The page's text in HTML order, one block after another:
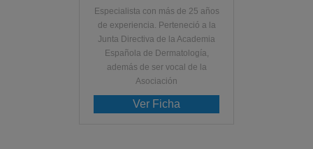
Especialista con más de 25 años
de experiencia. Perteneció a la
Junta Directiva de la Academia
Española de Dermatología,
además de ser vocal de la
Asociación
Ver Ficha